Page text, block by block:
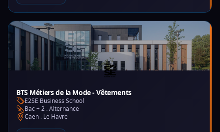
BTS Métiers de la Mode - Vêtements
E2SE Business School
Bac + 2 . Alternance
Caen . Le Havre